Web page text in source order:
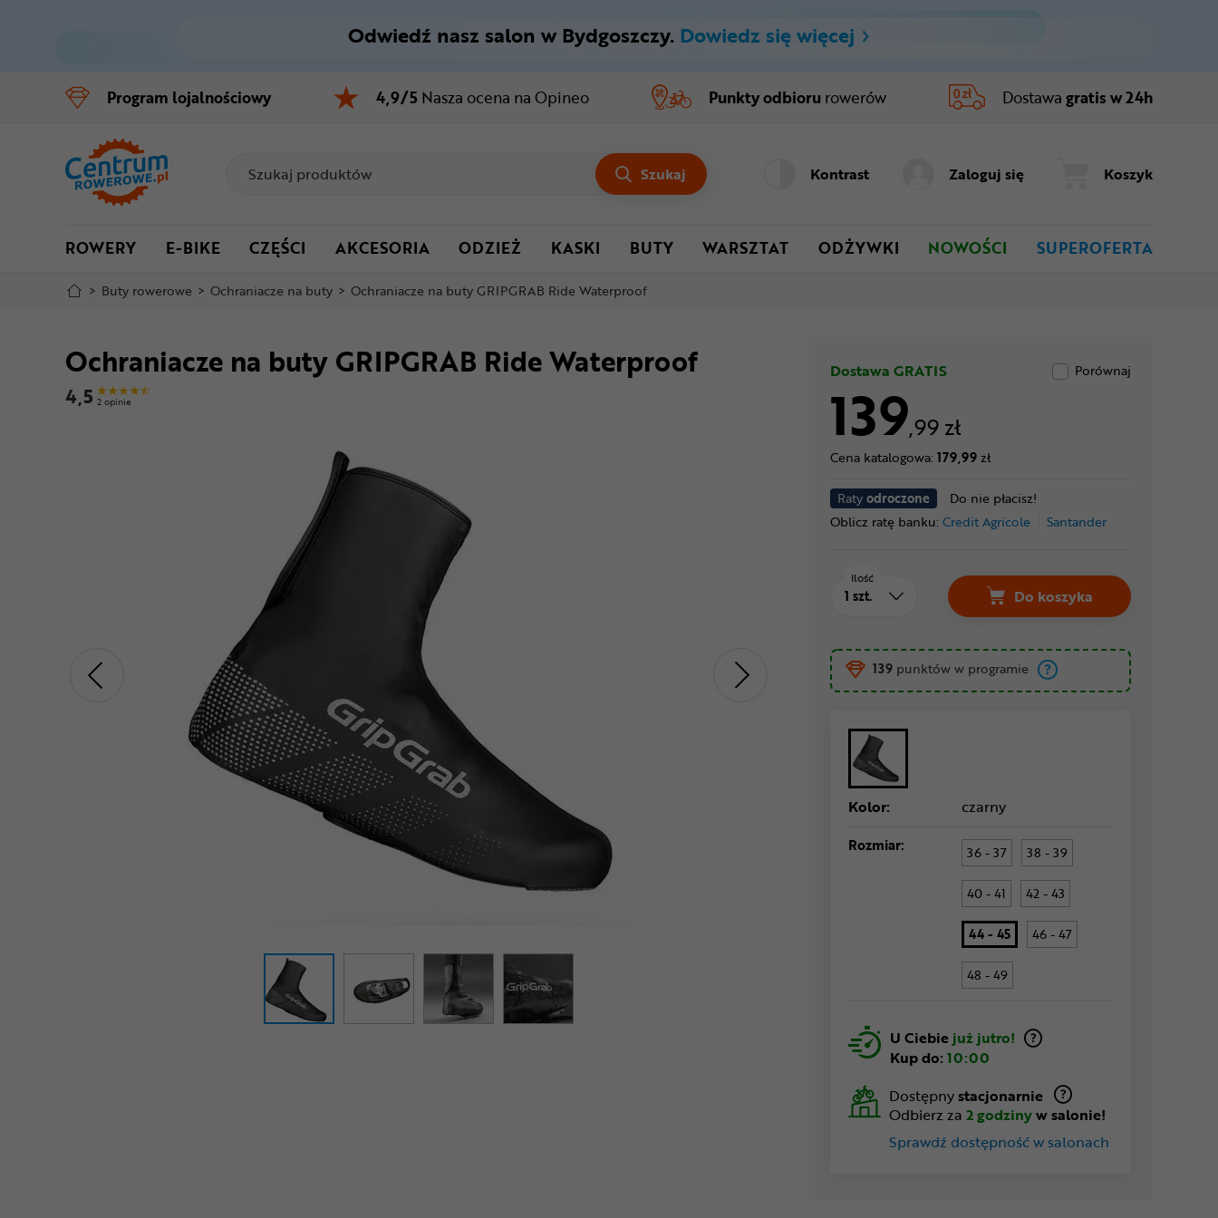
Menu główne
Informacje o produkcie
Do koszyka
Szczegółowe informacje
Mapa strony
Odwiedź nasz salon w Bydgoszczy. Dowiedz się więcej
Program lojalnościowy 4,9/5 Nasza ocena na Opineo Punkty odbioru rowerów Dostawa gratis w 24h
Szukaj Kontrast Zaloguj się Koszyk
ROWERY E-BIKE CZĘŚCI AKCESORIA ODZIEŻ KASKI BUTY WARSZTAT ODŻYWKI NOWOŚCI SUPEROFERTA
> Buty rowerowe > Ochraniacze na buty > Ochraniacze na buty GRIPGRAB Ride Waterproof
Ochraniacze na buty GRIPGRAB Ride Waterproof
4,5 2 opinie
Dostawa GRATIS Porównaj
139,99 zł
Cena katalogowa: 179,99zł
Ratyodroczone
Do nie płacisz!
Oblicz ratę banku: Credit Agricole Santander
Ilość
Do koszyka
139 punktów w programie
Kolor: czarny
Rozmiar: 36 - 37 38 - 39
40 - 41 42 - 43
44 - 45 46 - 47
48 - 49
U Ciebie już jutro!
Kup do: 10:00
Dostępnystacjonarnie
Odbierz za 2 godzinyw salonie!
Sprawdź dostępność w salonach